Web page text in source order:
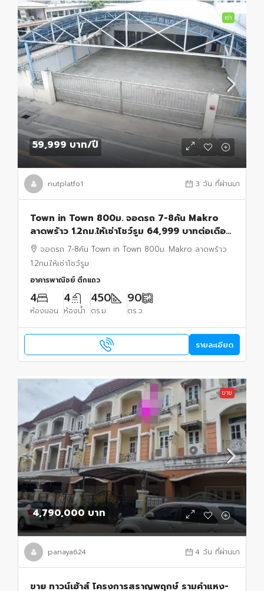
เช่า
59,999 บาท/ปี
nutplatfo1 3 วัน ที่ผ่านมา
Town in Town 800ม. จอดรถ 7-8คัน Makro
ลาดพร้าว 1.2กม.ให้เช่าโชว์รูม 64,999 บาทต่อเดือน
ออฟฟิศ 2ชั้น 450ตรม. ซอยลาดพร้าว90-9890
ตร.ว.
จอดรถ 7-8คัน Town in Town 800ม. Makro ลาดพร้าว
1.2กม.ให้เช่าโชว์รูม
อาคารพาณิชย์ ตึกแถว
4
ห้องนอน
4
ห้องน้ำ
450
ตร.ม.
90
ตร.ว.
รายละเอียด
ขาย
4,790,000 บาท
panaya624 4 วัน ที่ผ่านมา
ขาย ทาวน์เฮ้าส์ โครงการสราญพฤกษ์ รามคำแหง-